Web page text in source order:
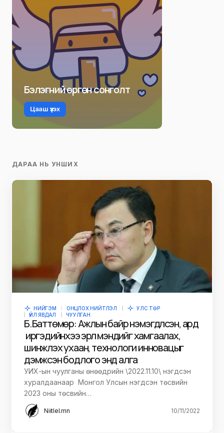
Бэлэгний өргөн сонголт
Цааш үзэх
ДАРАА НЬ УНШИХ
НИЙГЭМ ОНЦЛОХ НИЙТЛЭЛ
УЛС ТӨР
ҮЙЛ ЯВДАЛ
ЧУУЛГАН
Б.Баттөмөр: Ажлын байр нэмэгдүүлсэн, ард
иргэдийнхээ эрүүл мэндийг хамгаалах,
шинжлэх ухаан, технологи инновацыг
дэмжсэн бодлого энд алга
УИХ-ын чуулганы өнөөдрийн \2022.11.10\ нэгдсэн
хуралдаанаар Монгол Улсын нэгдсэн төсвийн
2023 оны төсвийн…
Niitlel.mn 10/11/2022